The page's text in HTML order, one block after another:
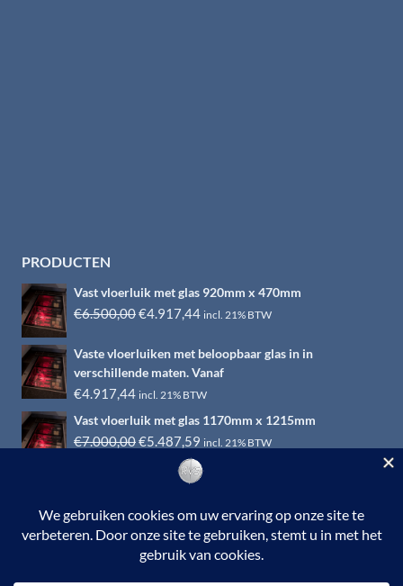
PRODUCTEN
Vast vloerluik met glas 920mm x 470mm
€6.500,00Oorspronkelijke
was:
€6.500,00.
€4.917,44Huidige
is:
€4.917,44.
incl. 21% BTW
Vaste vloerluiken met beloopbaar glas in in
verschillende maten. Vanaf
€4.917,44 incl. 21% BTW
Vast vloerluik met glas 1170mm x 1215mm
€7.000,00Oorspronkelijke
€5.487,59 Huidige
prijs
is:
incl. 21% BTW
© 2026 RVS-woonwinkel.nl is een onderdeel van HTI-RVS |